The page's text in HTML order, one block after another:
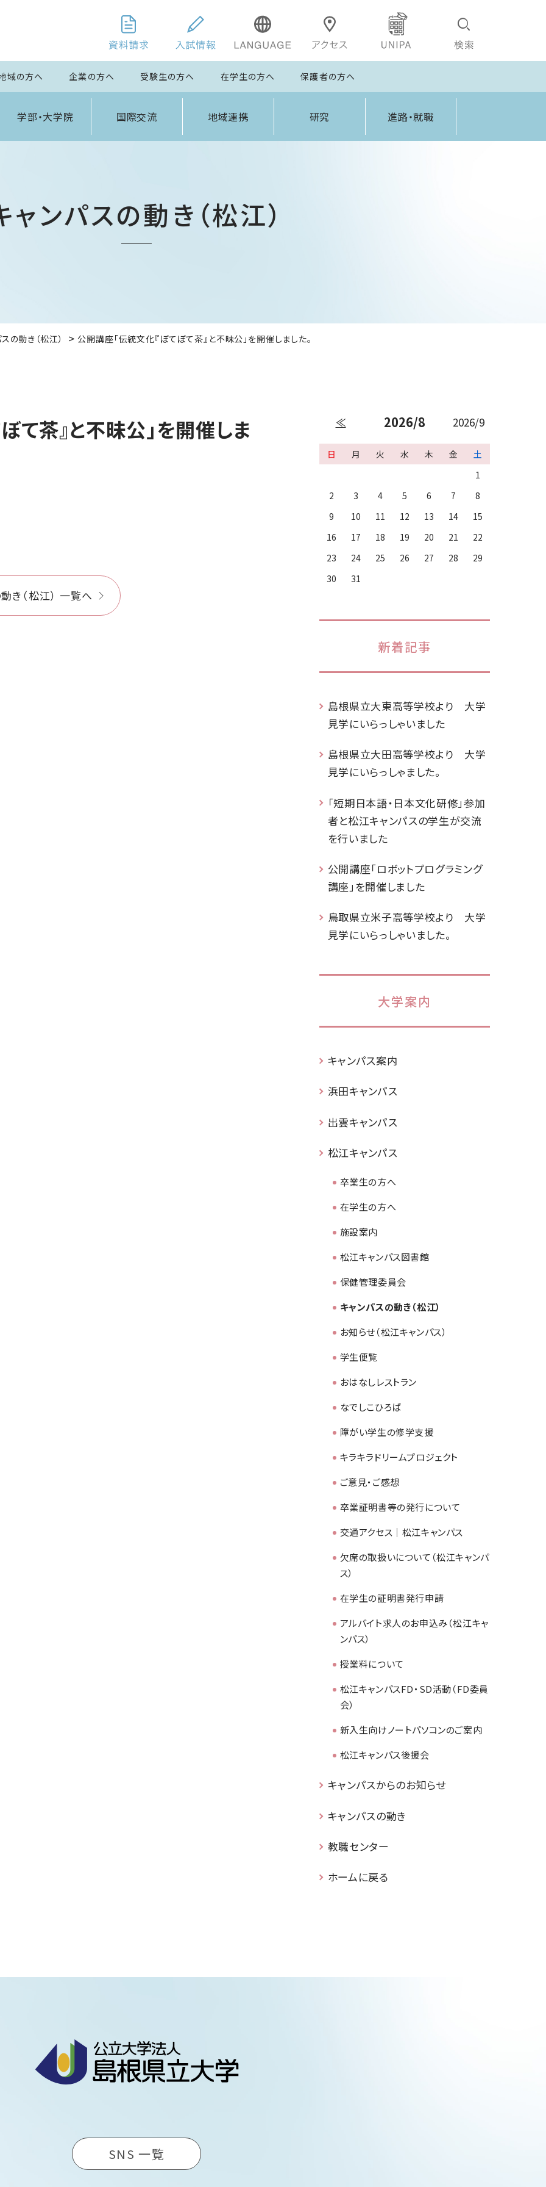
域の方へ 企業の方へ 受験生の方へ 在学生の方へ 保護者の方へ
学部・大学院 国際交流 地域連携 研究 進路・就職
ャンパスの動き（松江）
の動き（松江） 公開講座「伝統文化『ぼてぼて茶』と不昧公」を開催しました。
て茶』と不昧公」を開催しま
き（松江） 一覧へ
≪ 2026/8 2026/9
日 月 火 水 木 金
土
1
2
3 4 5 6 7
8
9
10 11 12 13 14
15
16
17 18 19 20 21
22
23
24 25 26 27 28
29
30
31
新着記事
島根県立大東高等学校より 大学
見学にいらっしゃいました
島根県立大田高等学校より 大学
見学にいらっしゃました。
「短期日本語・日本文化研修」参加
者と松江キャンパスの学生が交流
を行いました
公開講座「ロボットプログラミング
講座」を開催しました
鳥取県立米子高等学校より 大学
見学にいらっしゃいました。
大学案内
キャンパス案内
浜田キャンパス
出雲キャンパス
松江キャンパス
卒業生の方へ
在学生の方へ
施設案内
松江キャンパス図書館
保健管理委員会
キャンパスの動き（松江）
お知らせ（松江キャンパス）
学生便覧
おはなしレストラン
なでしこひろば
障がい学生の修学支援
キラキラドリームプロジェクト
ご意見・ご感想
卒業証明書等の発行について
交通アクセス｜松江キャンパス
欠席の取扱いについて（松江キャンパ
ス）
在学生の証明書発行申請
アルバイト求人のお申込み（松江キャ
ンパス）
授業料について
松江キャンパスFD・SD活動（FD委員
会）
新入生向けノートパソコンのご案内
松江キャンパス後援会
キャンパスからのお知らせ
キャンパスの動き
教職センター
ホームに戻る
SNS 一覧